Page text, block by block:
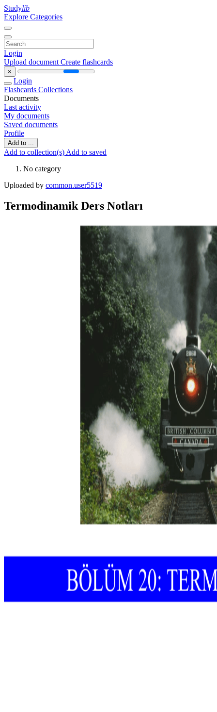
Studylib
Explore Categories
Login
Upload document Create flashcards
×
Login
Flashcards Collections
Documents
Last activity
My documents
Saved documents
Profile
Add to ...
Add to collection(s) Add to saved
No category
Uploaded by common.user5519
Termodinamik Ders Notları